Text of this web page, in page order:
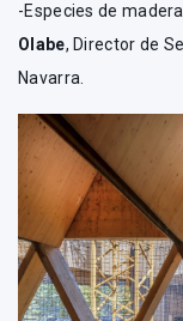
-Especies de
Olabe, Director de
Navarra.